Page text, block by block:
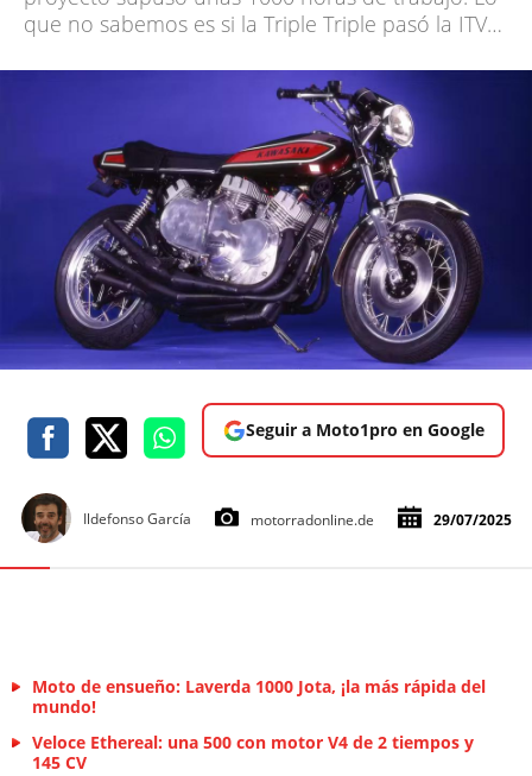
que no sabemos es si la Triple Triple pasó la ITV…
Seguir a Moto1pro en Google
Ildefonso García motorradonline.de 29/07/2025
Moto de ensueño: Laverda 1000 Jota, ¡la más rápida del
mundo!
Veloce Ethereal: una 500 con motor V4 de 2 tiempos y
145 CV